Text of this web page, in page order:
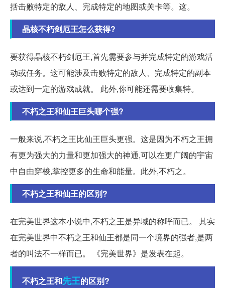
括击败特定的敌人、完成特定的地图或关卡等。这。
晶核不朽剑厄王怎么获得?
要获得晶核不朽剑厄王,首先需要参与并完成特定的游戏活
动或任务。这可能涉及击败特定的敌人、完成特定的副本
或达到一定的游戏成就。 此外,你可能还需要收集特。
不朽之王和仙王巨头哪个强?
一般来说,不朽之王比仙王巨头更强。这是因为不朽之王拥
有更为强大的力量和更加强大的神通,可以在更广阔的宇宙
中自由穿梭,掌控更多的生命和能量。此外,不朽之。
不朽之王和仙王的区别?
在完美世界这本小说中,不朽之王是异域的称呼而已。 其实
在完美世界中不朽之王和仙王都是同一个境界的强者,是两
者的叫法不一样而已。 《完美世界》是发表在起。
不朽之王和先王的区别?